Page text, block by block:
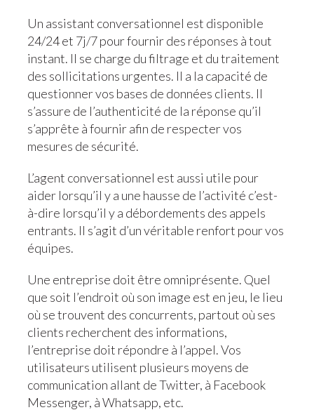
Un assistant conversationnel est disponible
24/24 et 7j/7 pour fournir des réponses à tout
instant. Il se charge du filtrage et du traitement
des sollicitations urgentes. Il a la capacité de
questionner vos bases de données clients. Il
s’assure de l’authenticité de la réponse qu’il
s’apprête à fournir afin de respecter vos
mesures de sécurité.
L’agent conversationnel est aussi utile pour
aider lorsqu’il y a une hausse de l’activité c’est-
à-dire lorsqu’il y a débordements des appels
entrants. Il s’agit d’un véritable renfort pour vos
équipes.
Une entreprise doit être omniprésente. Quel
que soit l’endroit où son image est en jeu, le lieu
où se trouvent des concurrents, partout où ses
clients recherchent des informations,
l’entreprise doit répondre à l’appel. Vos
utilisateurs utilisent plusieurs moyens de
communication allant de Twitter, à Facebook
Messenger, à Whatsapp, etc.